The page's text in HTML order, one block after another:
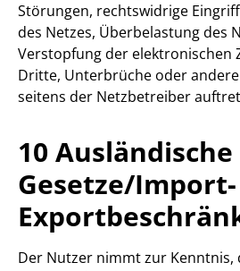
Störungen, rechtswidrige
des Netzes, Überbelastung des
Verstopfung der elektronischen
Dritte, Unterbrüche oder
seitens der Netzbetreiber
10 Ausländische
Gesetze/
Der Nutzer nimmt zur Kenntnis,